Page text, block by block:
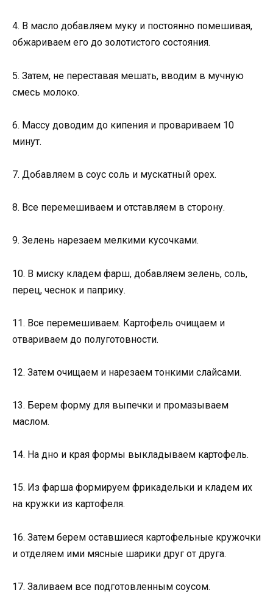
4. В масло добавляем муку и постоянно помешивая,
обжариваем его до золотистого состояния.
5. Затем, не переставая мешать, вводим в мучную
смесь молоко.
6. Массу доводим до кипения и провариваем 10
минут.
7. Добавляем в соус соль и мускатный орех.
8. Все перемешиваем и отставляем в сторону.
9. Зелень нарезаем мелкими кусочками.
10. В миску кладем фарш, добавляем зелень, соль,
перец, чеснок и паприку.
11. Все перемешиваем. Картофель очищаем и
отвариваем до полуготовности.
12. Затем очищаем и нарезаем тонкими слайсами.
13. Берем форму для выпечки и промазываем
маслом.
14. На дно и края формы выкладываем картофель.
15. Из фарша формируем фрикадельки и кладем их
на кружки из картофеля.
16. Затем берем оставшиеся картофельные кружочки
и отделяем ими мясные шарики друг от друга.
17. Заливаем все подготовленным соусом.